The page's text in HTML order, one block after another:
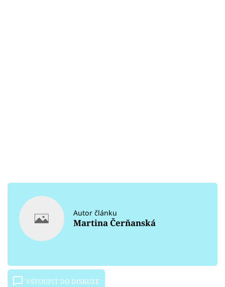
Autor článku
Martina Čerňanská
VSTOUPIT DO DISKUZE